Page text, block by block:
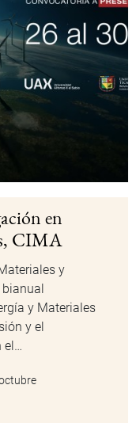
en
CIMA
y
y Materiales
y el
el…